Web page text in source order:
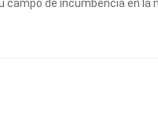
campo de incumbencia en